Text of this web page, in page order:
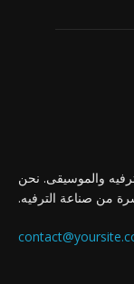
والموسيقى. نحن
من صناعة الترفيه.